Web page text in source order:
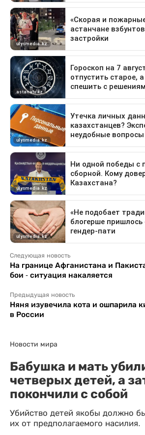
Следующая новость
На границе Афганистана и
бои - ситуация накаляется
Предыдущая новость
Няня изувечила кота и ошпарила
в России
Новости мира
Бабушка и мать
четверых детей, а
покончили с собой
Убийство детей якобы должно
их от предполагаемого насилия.